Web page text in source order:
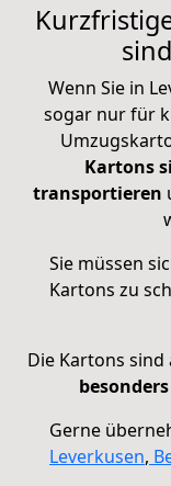
Wenn Sie in
sogar nur für
Kartons
transportieren
Sie müssen
Kartons zu
Die Kartons
Gerne
Leverkusen,